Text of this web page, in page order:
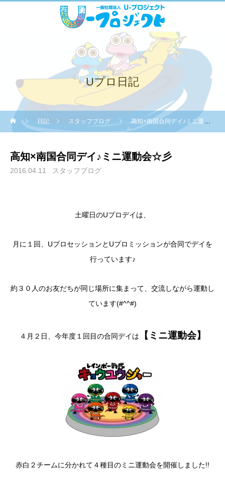
Uプロ日記
日記 スタッフブログ 高知×南国合同デイ♪ミニ運動会☆彡
高知×南国合同デイ♪ミニ運動会☆彡
2016.04.11 スタッフブログ
土曜日のUプロデイは、
月に１回、UプロセッションとUプロミッションが合同でデイを
行っています♪
約３０人のお友だちが同じ場所に集まって、交流しながら運動し
ています(#^^#)
４月２日、今年度１回目の合同デイは 【ミニ運動会】
赤白２チームに分かれて４種目のミニ運動会を開催しました!!